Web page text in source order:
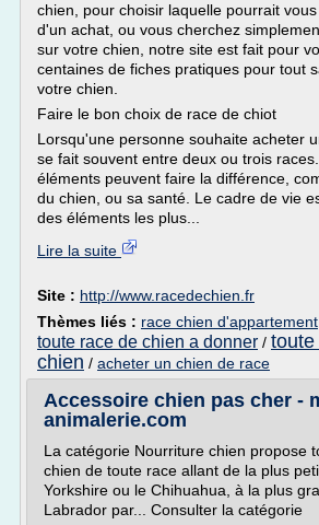
chien, pour choisir laquelle pourrait
d'un achat, ou vous cherchez
sur votre chien, notre site est fait pour
centaines de fiches pratiques pour tout
votre chien.
Faire le bon choix de race de chiot
Lorsqu'une personne souhaite acheter
se fait souvent entre deux ou trois
éléments peuvent faire la différence,
du chien, ou sa santé. Le cadre de vie
des éléments les plus...
Lire la suite
Site : http://www.racedechien.fr
Thèmes liés : race chien d'appartement
toute race de chien a donner /
chien / acheter un chien de race
Accessoire chien pas cher -
animalerie.com
La catégorie Nourriture chien propose
chien de toute race allant de la plus
Yorkshire ou le Chihuahua, à la plus
Labrador par... Consulter la catégorie